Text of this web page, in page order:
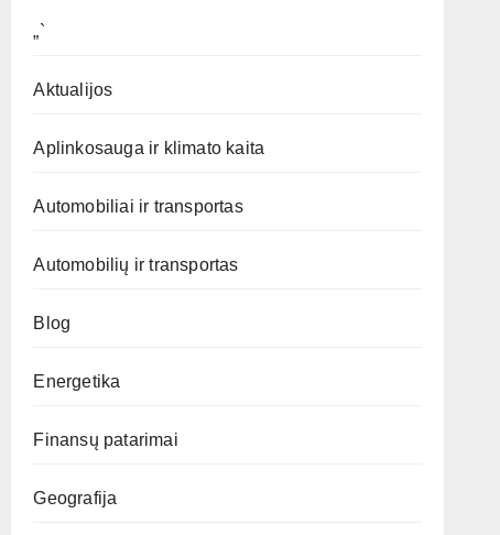
„`
Aktualijos
Aplinkosauga ir klimato kaita
Automobiliai ir transportas
Automobilių ir transportas
Blog
Energetika
Finansų patarimai
Geografija